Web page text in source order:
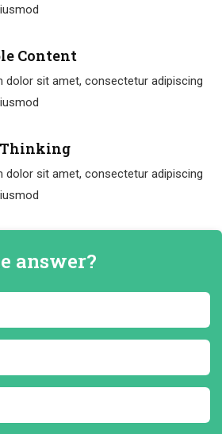
Content
dolor sit amet, consectetur adipiscing
dolor sit amet, consectetur adipiscing
answer?